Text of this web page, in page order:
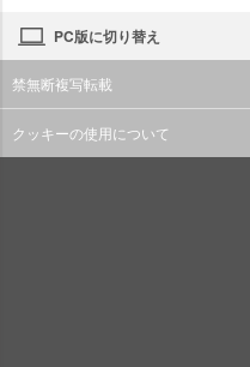
PC版に切り替え
禁無断複写転載
クッキーの使用について